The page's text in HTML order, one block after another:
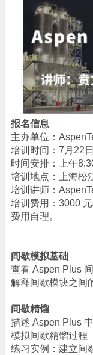
报名信息
主办单位：
培训时间：7月22
时间安排：上午
培训地点：上海松
培训讲师：
培训费用：3000
费用自理。
间歇模拟基础
查看 Aspen Plus
解释间歇模块之间
间歇精馏
描述 Aspen Plus
模拟间歇精馏过程
练习实例：建立间